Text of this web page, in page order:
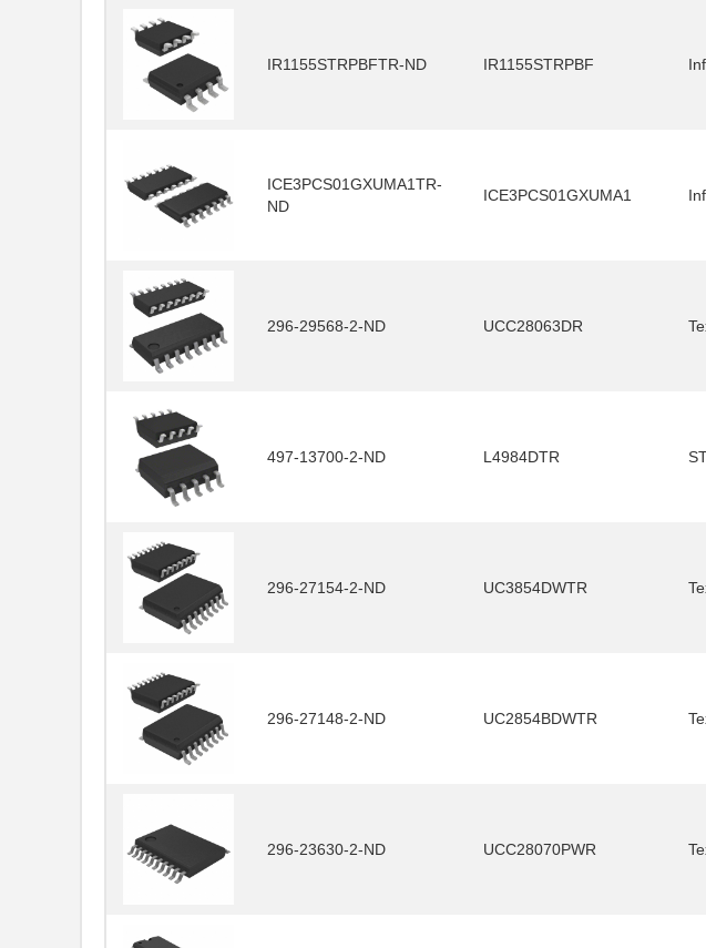
IR1155STRPBFTR-ND IR1155STRPBF
ICE3PCS01GXUMA1TR-
ND
ICE3PCS01GXUMA1
296-29568-2-ND UCC28063DR
497-13700-2-ND L4984DTR
296-27154-2-ND UC3854DWTR
296-27148-2-ND UC2854BDWTR
296-23630-2-ND UCC28070PWR